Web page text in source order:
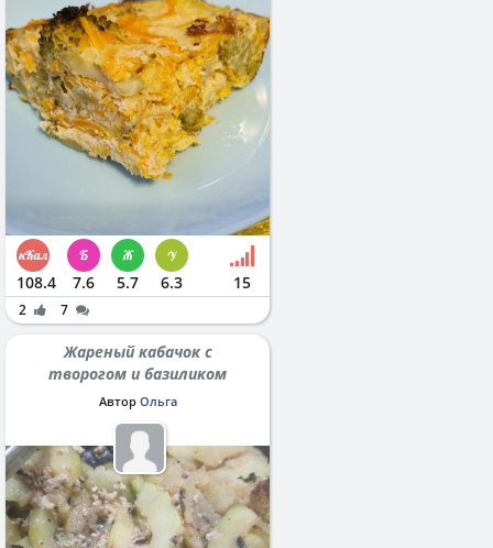
108.4 7.6 5.7 6.3 15
2 7
Жареный кабачок с
творогом и базиликом
Автор Ольга